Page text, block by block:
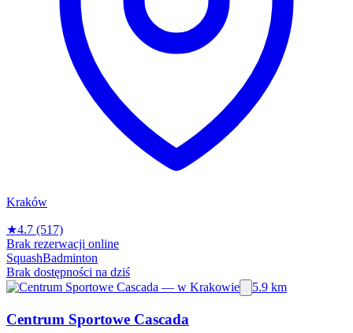
Kraków
★4.7 (517)
Brak rezerwacji online
SquashBadminton
Brak dostępności na dziś
5.9 km
Centrum Sportowe Cascada